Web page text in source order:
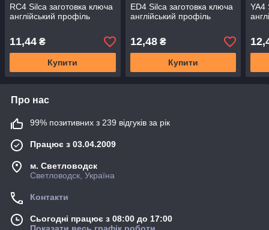
RC4 Silca заготовка ключа
англійський профіль
11,44 ₴
Купити
ED4 Silca заготовка ключа
англійський профіль
12,48₴
Купити
YA4
Про нас
99% позитивних з 239 відгуків за рік
Працює з 03.04.2009
м. Светловодск
Светловодск, Україна
Контакти
Сьогодні працює з 08:00 до 17:00